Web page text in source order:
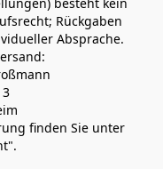
Rückgaben
Absprache.
finden Sie unter